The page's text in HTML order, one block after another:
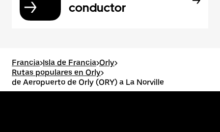
conductor
Francia>Isla de Francia>Orly>
Rutas populares en Orly>
de Aeropuerto de Orly (ORY) a La Norville